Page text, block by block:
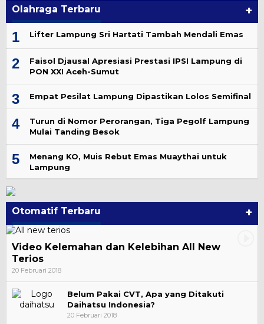
Olahraga Terbaru +
1 Lifter Lampung Sri Hartati Tambah Mendali Emas
2
Faisol Djausal Apresiasi Prestasi IPSI Lampung di
PON XXI Aceh-Sumut
3 Empat Pesilat Lampung Dipastikan Lolos Semifinal
4
Turun di Nomor Perorangan, Tiga Pegolf Lampung
Mulai Tanding Besok
5
Menang KO, Muis Rebut Emas Muaythai untuk
Lampung
Otomatif Terbaru +
Video Kelemahan dan Kelebihan All New
Terios
20 Februari 2018
Belum Pakai CVT, Apa yang Ditakuti
Daihatsu Indonesia?
20 Februari 2018